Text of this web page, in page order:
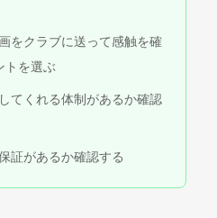
をクラブに送って感触を確
トを選ぶ
てくれる体制があるか確認
証があるか確認する